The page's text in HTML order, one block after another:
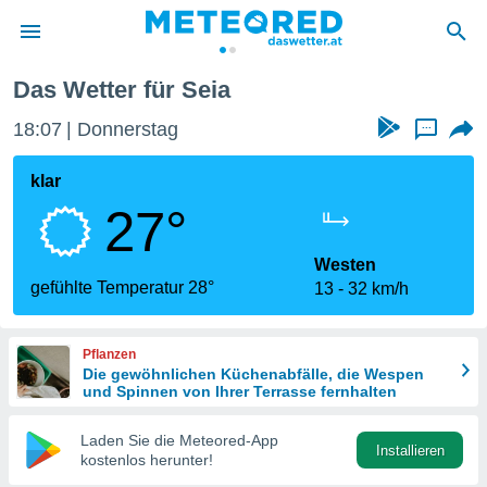
wurde
dass
sind.
diese
Das Wetter für Seia
18:07 Donnerstag ...
klar
27°
gefühlte Temperatur 28°
Westen
13
32 km/h
Pflanzen
Die gewöhnlichen Küchenabfälle, die Wespen
und Spinnen von Ihrer Terrasse fernhalten
Laden Sie die Meteored-App
kostenlos herunter!
Installieren